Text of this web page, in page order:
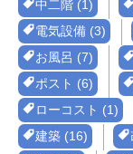
中二階 (1)
電気設備 (3)
お風呂 (7)
ポスト (6)
ローコスト (1)
建築 (16)